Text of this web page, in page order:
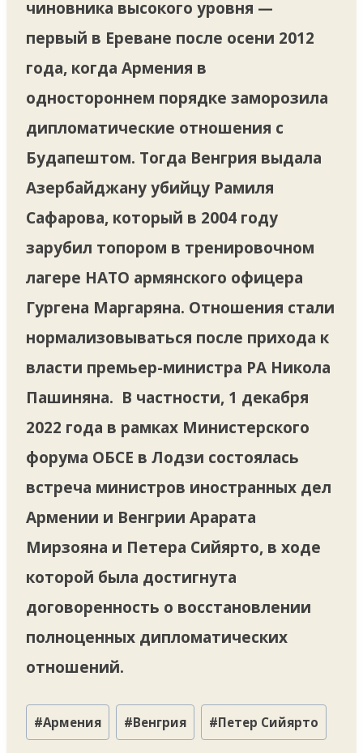
чиновника высокого уровня —
первый в Ереване после осени 2012
года, когда Армения в
одностороннем порядке заморозила
дипломатические отношения с
Будапештом. Тогда Венгрия выдала
Азербайджану убийцу Рамиля
Сафарова, который в 2004 году
зарубил топором в тренировочном
лагере НАТО армянского офицера
Гургена Маргаряна. Отношения стали
нормализовываться после прихода к
власти премьер-министра РА Никола
Пашиняна. В частности, 1 декабря
2022 года в рамках Министерского
форума ОБСЕ в Лодзи состоялась
встреча министров иностранных дел
Армении и Венгрии Арарата
Мирзояна и Петера Сийярто, в ходе
которой была достигнута
договоренность о восстановлении
полноценных дипломатических
отношений.
Метки
записи:
#Армения #Венгрия #Петер Сийярто